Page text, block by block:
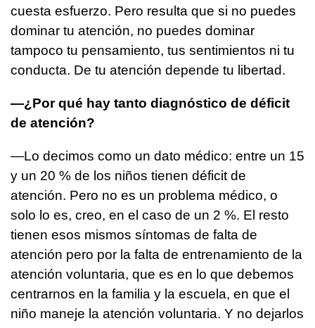
cuesta esfuerzo. Pero resulta que si no puedes
dominar tu atención, no puedes dominar
tampoco tu pensamiento, tus sentimientos ni tu
conducta. De tu atención depende tu libertad.
—¿Por qué hay tanto diagnóstico de déficit
de atención?
—Lo decimos como un dato médico: entre un 15
y un 20 % de los niños tienen déficit de
atención. Pero no es un problema médico, o
solo lo es, creo, en el caso de un 2 %. El resto
tienen esos mismos síntomas de falta de
atención pero por la falta de entrenamiento de la
atención voluntaria, que es en lo que debemos
centrarnos en la familia y la escuela, en que el
niño maneje la atención voluntaria. Y no dejarlos